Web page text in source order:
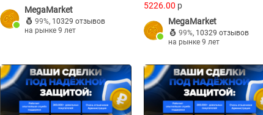
MegaMarket
99%, 10329 отзывов
на рынке 9 лет
5226.00 p
MegaMarket
99%, 10329 отзывов
на рынке 9 лет